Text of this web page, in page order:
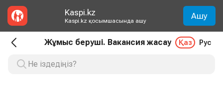
Kaspi.kz
Kaspi.kz қосымшасында ашу Ашу
Жұмыс беруші. Вакансия жасау Қаз Рус